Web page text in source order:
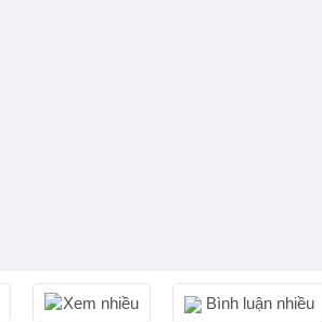
Xem nhiều Bình luận nhiều